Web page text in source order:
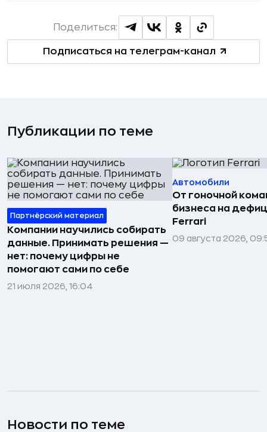
Подписаться на телеграм-канал
Поделиться:
Публикации по теме
Партнёрский материал
Компании научились собирать
данные. Принимать решения —
нет: почему цифры не
помогают сами по себе
21 июля 2026, 16:04
Автомобили
От гоночной
бизнеса на
Ferrari
09 августа 2026,
Новости по теме